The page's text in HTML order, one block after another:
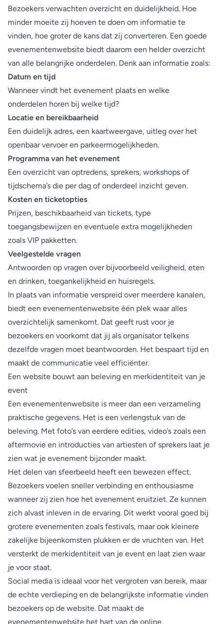
Bezoekers verwachten overzicht en duidelijkheid. Hoe
minder moeite zij hoeven te doen om informatie te
vinden, hoe groter de kans dat zij converteren. Een goede
evenementenwebsite biedt daarom een helder overzicht
van alle belangrijke onderdelen. Denk aan informatie zoals:
Datum en tijd
Wanneer vindt het evenement plaats en welke
onderdelen horen bij welke tijd?
Locatie en bereikbaarheid
Een duidelijk adres, een kaartweergave, uitleg over het
openbaar vervoer en parkeermogelijkheden.
Programma van het evenement
Een overzicht van optredens, sprekers, workshops of
tijdschema’s die per dag of onderdeel inzicht geven.
Kosten en ticketopties
Prijzen, beschikbaarheid van tickets, type
toegangsbewijzen en eventuele extra mogelijkheden
zoals VIP pakketten.
Veelgestelde vragen
Antwoorden op vragen over bijvoorbeeld veiligheid, eten
en drinken, toegankelijkheid en huisregels.
In plaats van informatie verspreid over meerdere kanalen,
biedt een evenementenwebsite één plek waar alles
overzichtelijk samenkomt. Dat geeft rust voor je
bezoekers en voorkomt dat jij als organisator telkens
dezelfde vragen moet beantwoorden. Het bespaart tijd en
maakt de communicatie veel efficiënter.
Een website bouwt aan beleving en merkidentiteit van je
event
Een evenementenwebsite is meer dan een verzameling
praktische gegevens. Het is een verlengstuk van de
beleving. Met foto’s van eerdere edities, video’s zoals een
aftermovie en introducties van artiesten of sprekers laat je
zien wat je evenement bijzonder maakt.
Het delen van sfeerbeeld heeft een bewezen effect.
Bezoekers voelen sneller verbinding en enthousiasme
wanneer zij zien hoe het evenement eruitziet. Ze kunnen
zich alvast inleven in de ervaring. Dit werkt vooral goed bij
grotere evenementen zoals festivals, maar ook kleinere
zakelijke bijeenkomsten plukken er de vruchten van. Het
versterkt de merkidentiteit van je event en laat zien waar
je voor staat.
Social media is ideaal voor het vergroten van bereik, maar
de echte verdieping en de belangrijkste informatie vinden
bezoekers op de website. Dat maakt de
evenementenwebsite het hart van de online